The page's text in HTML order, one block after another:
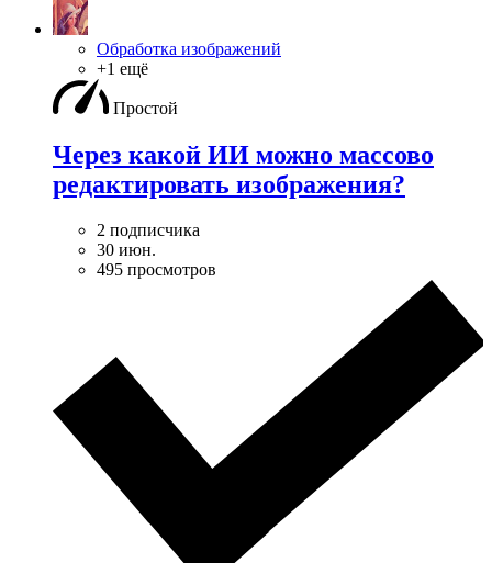
Обработка изображений
+1 ещё
Простой
Через какой ИИ можно массово
редактировать изображения?
2 подписчика
30 июн.
495 просмотров